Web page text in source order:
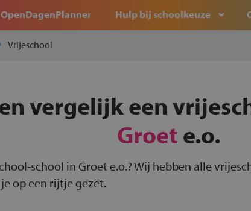
OpenDagenPlanner Hulp bij schoolkeuze
Vrijeschool
vergelijk een
Groete.o.
school in Groet e.o.? Wij hebben alle
op een rijtje gezet.